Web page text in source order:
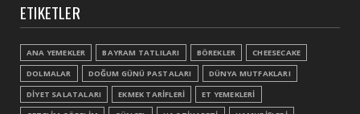
ETIKETLER
ANA YEMEKLER BAYRAM TATLILARI BÖREKLER
CHEESECAKE
DOLMALAR
DOĞUM GÜNÜ PASTALARI
DÜNYA MUTFAKLARI
DİYET SALATALARI
EKMEK TARİFLERİ
ET YEMEKLERİ